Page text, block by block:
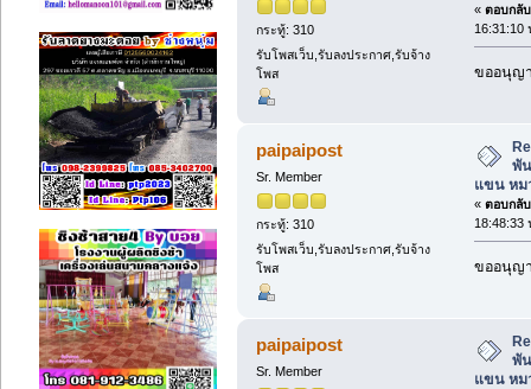
กระทู้: 310
รับโพสเว็บ,รับลงประกาศ,รับจ้าง
โพส
« ตอบกลั
16:31:10
ขออนุญา
paipaipost
Sr. Member
กระทู้: 310
รับโพสเว็บ,รับลงประกาศ,รับจ้าง
โพส
พั
แขน หม
« ตอบกลั
18:48:33
ขออนุญา
paipaipost
Sr. Member
พั
แขน หม